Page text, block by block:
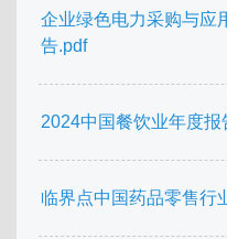
企业绿色电力采购与应
告.pdf
2024中国餐饮业年度
临界点中国药品零售行